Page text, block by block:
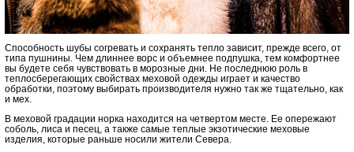
Способность шубы согревать и сохранять тепло зависит, прежде всего, от
типа пушнины. Чем длиннее ворс и объемнее подпушка, тем комфортнее
вы будете себя чувствовать в морозные дни. Не последнюю роль в
теплосберегающих свойствах меховой одежды играет и качество
обработки, поэтому выбирать производителя нужно так же тщательно, как
и мех.
В меховой градации норка находится на четвертом месте. Ее опережают
соболь, лиса и песец, а также самые теплые экзотические меховые
изделия, которые раньше носили жители Севера.